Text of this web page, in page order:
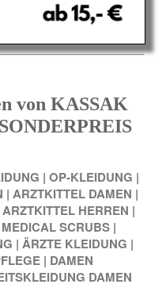
von KASSAK
| OP-KLEIDUNG |
| ARZTKITTEL DAMEN |
ARZTKITTEL HERREN |
MEDICAL SCRUBS |
| ÄRZTE KLEIDUNG |
| DAMEN
DAMEN